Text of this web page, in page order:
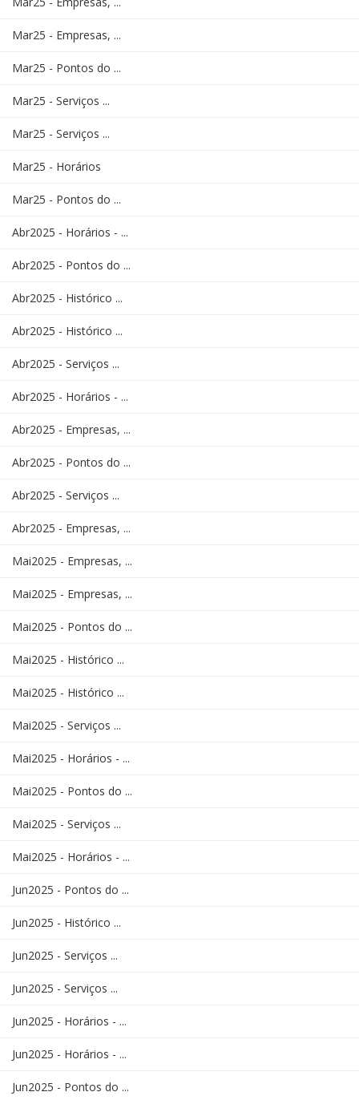
Mar25 - Empresas, ...
Mar25 - Pontos do ...
Mar25 - Serviços ...
Mar25 - Serviços ...
Mar25 - Horários
Mar25 - Pontos do ...
Abr2025 - Horários - ...
Abr2025 - Pontos do ...
Abr2025 - Histórico ...
Abr2025 - Histórico ...
Abr2025 - Serviços ...
Abr2025 - Horários - ...
Abr2025 - Empresas, ...
Abr2025 - Pontos do ...
Abr2025 - Serviços ...
Abr2025 - Empresas, ...
Mai2025 - Empresas, ...
Mai2025 - Empresas, ...
Mai2025 - Pontos do ...
Mai2025 - Histórico ...
Mai2025 - Histórico ...
Mai2025 - Serviços ...
Mai2025 - Horários - ...
Mai2025 - Pontos do ...
Mai2025 - Serviços ...
Mai2025 - Horários - ...
Jun2025 - Pontos do ...
Jun2025 - Histórico ...
Jun2025 - Serviços ...
Jun2025 - Serviços ...
Jun2025 - Horários - ...
Jun2025 - Horários - ...
Jun2025 - Pontos do ...